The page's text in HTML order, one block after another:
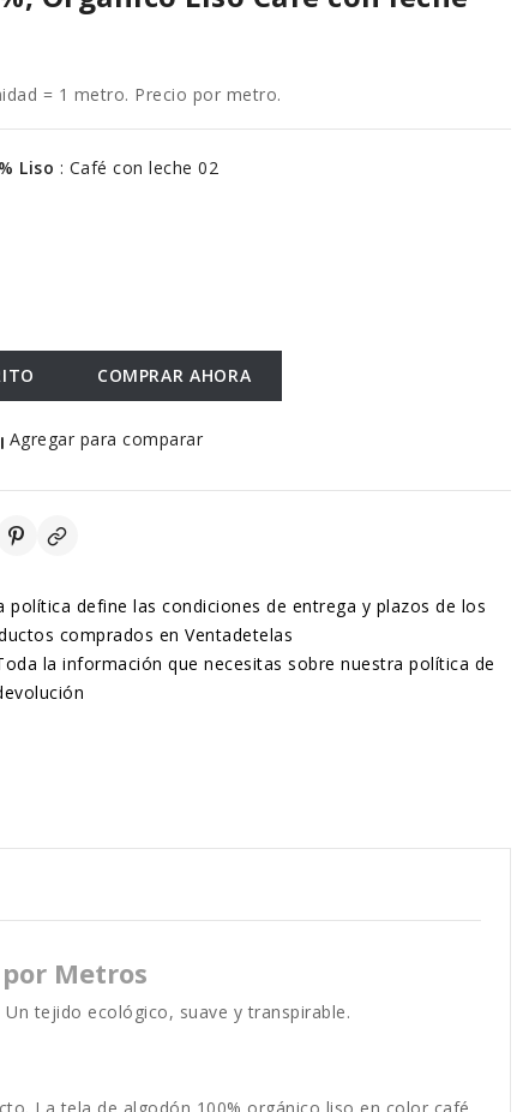
= 1 metro. Precio por metro.
Liso : Café con leche 02
COMPRAR AHORA
Agregar para comparar
política define las condiciones de entrega y plazos de los
comprados en Ventadetelas
la información que necesitas sobre nuestra política de
Metros
tejido ecológico, suave y transpirable.